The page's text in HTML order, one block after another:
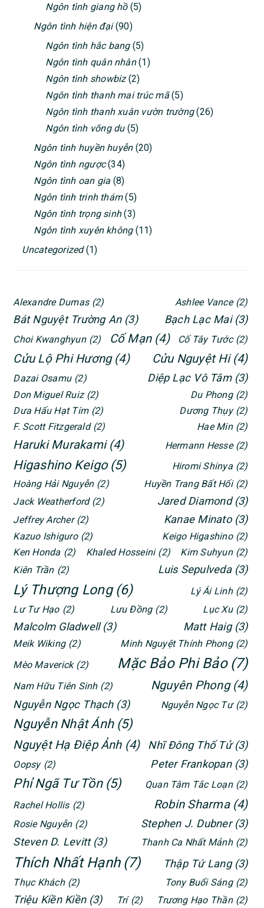
Ngôn tình giang hồ(5)
Ngôn tình hiện đại(90)
Ngôn tình hắc bang(5)
Ngôn tình quân nhân(1)
Ngôn tình showbiz(2)
Ngôn tình thanh mai trúc mã(5)
Ngôn tình thanh xuân vườn trường(26)
Ngôn tình võng du(5)
Ngôn tình huyền huyễn(20)
Ngôn tình ngược(34)
Ngôn tình oan gia (8)
Ngôn tình trinh thám(5)
Ngôn tình trọng sinh(3)
Ngôn tình xuyên không(11)
Uncategorized(1)
Alexandre Dumas (2) Ashlee Vance (2)
Bát Nguyệt Trường An (3) Bạch Lạc Mai (3)
Choi Kwanghyun (2) Cố Mạn (4) Cố Tây Tước (2)
Cửu Lộ Phi Hương (4) Cửu Nguyệt Hi (4)
Dazai Osamu (2) Diệp Lạc Vô Tâm (3)
Don Miguel Ruiz (2) Du Phong (2)
Dưa Hấu Hạt Tím (2) Dương Thụy (2)
F. Scott Fitzgerald (2) Hae Min (2)
Haruki Murakami (4) Hermann Hesse (2)
Higashino Keigo (5) Hiromi Shinya (2)
Hoàng Hải Nguyễn (2) Huyền Trang Bất Hối (2)
Jack Weatherford (2) Jared Diamond (3)
Jeffrey Archer (2) Kanae Minato (3)
Kazuo Ishiguro (2) Keigo Higashino (2)
Ken Honda (2) Khaled Hosseini (2) Kim Suhyun (2)
Kiên Trần (2) Luis Sepulveda (3)
Lý Thượng Long (6) Lý Ái Linh (2)
Lư Tư Hạo (2) Lưu Đồng (2) Lục Xu (2)
Malcolm Gladwell (3) Matt Haig (3)
Meik Wiking (2) Minh Nguyệt Thính Phong (2)
Mèo Maverick (2) Mặc Bảo Phi Bảo (7)
Nam Hữu Tiên Sinh (2) Nguyên Phong (4)
Nguyễn Ngọc Thạch (3) Nguyễn Ngọc Tư (2)
Nguyễn Nhật Ánh (5)
Nguyệt Hạ Điệp Ảnh (4) Nhĩ Đông Thố Tử (3)
Oopsy (2) Peter Frankopan (3)
Phỉ Ngã Tư Tồn (5) Quan Tâm Tắc Loạn (2)
Rachel Hollis (2) Robin Sharma (4)
Rosie Nguyễn (2) Stephen J. Dubner (3)
Steven D. Levitt (3) Thanh Ca Nhất Mảnh (2)
Thích Nhất Hạnh (7) Thập Tứ Lang (3)
Thục Khách (2) Tony Buổi Sáng (2)
Triệu Kiền Kiền (3) Trí (2) Trương Hạo Thần (2)